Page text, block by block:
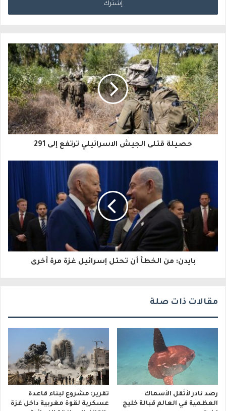
خ
ب
ر
ي
د
ك
ا
ك
ن
حصيلة قتلى الجيش الاسرائيلي ترتفع إلى 291
بايدن: من الخطأ أن تحتل إسرائيل غزة مرة أخرى
مقالات ذات صلة
رصد نادر لأثقل الأسماك
العظمية في العالم قبالة خليج
تقرير: مشروع لبناء قاعدة
عسكرية لقوة مغربية داخل غزة